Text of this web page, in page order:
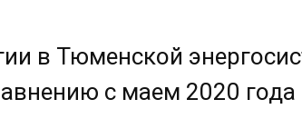
в Тюменской
с маем 2020 года